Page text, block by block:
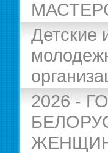
Детские
2026 -